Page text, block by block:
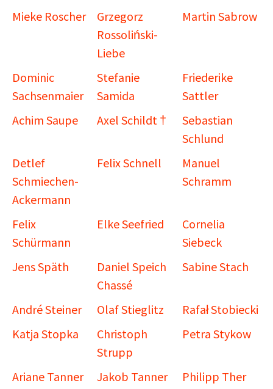
Mieke Roscher
Grzegorz
Rossoliński-
Liebe
Martin Sabrow
Dominic
Sachsenmaier
Stefanie
Samida
Friederike
Sattler
Achim Saupe
Axel Schildt †
Sebastian
Schlund
Detlef
Schmiechen-
Ackermann
Felix Schnell
Manuel
Schramm
Felix
Schürmann
Elke Seefried
Cornelia
Siebeck
Jens Späth
Daniel Speich
Chassé
Sabine Stach
André Steiner Olaf Stieglitz
Rafał Stobiecki
Katja Stopka
Christoph
Strupp
Petra Stykow
Ariane Tanner Jakob Tanner
Philipp Ther